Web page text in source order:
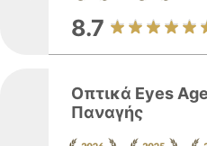
8.7
Οπτικά Eyes
Παναγής